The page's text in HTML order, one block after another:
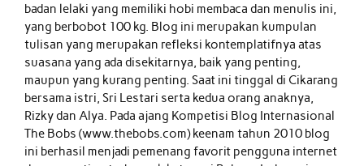
badan lelaki yang memiliki hobi membaca dan menulis ini,
yang berbobot 100 kg. Blog ini merupakan kumpulan
tulisan yang merupakan refleksi kontemplatifnya atas
suasana yang ada disekitarnya, baik yang penting,
maupun yang kurang penting. Saat ini tinggal di Cikarang
bersama istri, Sri Lestari serta kedua orang anaknya,
Rizky dan Alya. Pada ajang Kompetisi Blog Internasional
The Bobs (www.thebobs.com) keenam tahun 2010 blog
ini berhasil menjadi pemenang favorit pengguna internet